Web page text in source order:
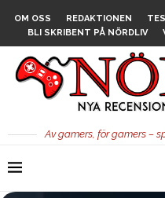
OM OSS REDAKTIONEN
BLI SKRIBENT PÅ NÖRDLIV
Av gamers, för gamers –